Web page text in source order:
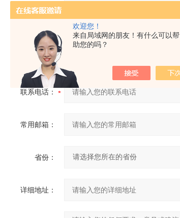
欢迎您！
来自局域网的朋友！有什么可以帮
助您的吗？
您的姓名：
联系电话：
常用邮箱：
省份：
详细地址：